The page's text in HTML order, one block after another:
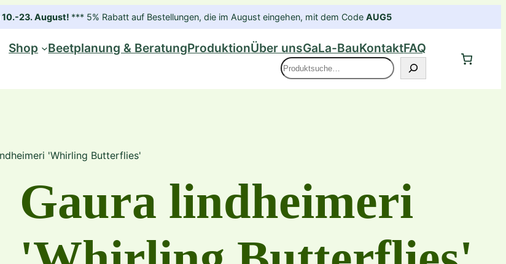
10.-23. August! *** 5% Rabatt auf Bestellungen, die im August eingehen, mit dem Code AUG5
Shop Beetplanung & BeratungProduktionÜber unsGaLa-BauKontaktFAQ
Suche
'Whirling Butterflies'
Gaura lindheimeri